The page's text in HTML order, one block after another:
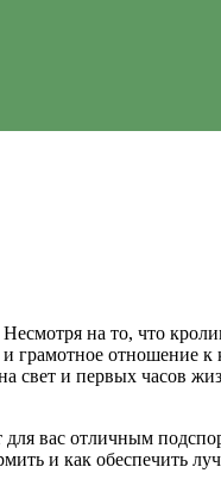
на то, что
отношение к
свет и первых часов
для вас отличным
и как обеспечить